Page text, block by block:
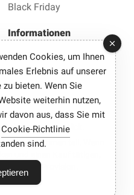
Black Friday
Informationen
Impressum
Datenschutz AGB
Best Gutscheine — Alle
mit einem Klick.
teil. Wenn
und einen Kauf tätigen,
eine Provision.
Cookies, um Ihnen
Erlebnis auf unserer
zu bieten. Wenn Sie
weiterhin nutzen,
davon aus, dass Sie mit
Cookie-Richtlinie
sind.